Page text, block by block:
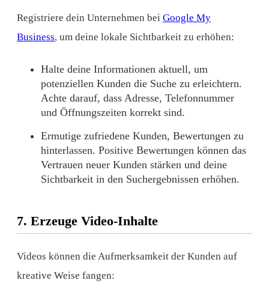
Registriere dein Unternehmen bei Google My
Business, um deine lokale Sichtbarkeit zu erhöhen:
Halte deine Informationen aktuell, um
potenziellen Kunden die Suche zu erleichtern.
Achte darauf, dass Adresse, Telefonnummer
und Öffnungszeiten korrekt sind.
Ermutige zufriedene Kunden, Bewertungen zu
hinterlassen. Positive Bewertungen können das
Vertrauen neuer Kunden stärken und deine
Sichtbarkeit in den Suchergebnissen erhöhen.
7. Erzeuge Video-Inhalte
Videos können die Aufmerksamkeit der Kunden auf
kreative Weise fangen: